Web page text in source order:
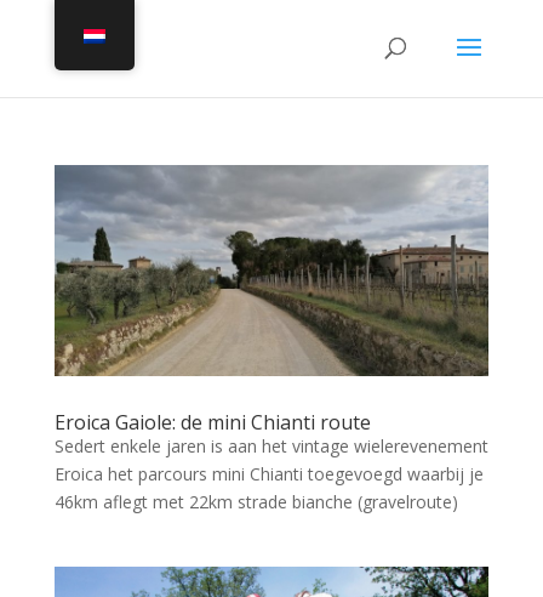
Eroica Gaiole: de mini Chianti route
Sedert enkele jaren is aan het vintage wielerevenement
Eroica het parcours mini Chianti toegevoegd waarbij je
46km aflegt met 22km strade bianche (gravelroute)